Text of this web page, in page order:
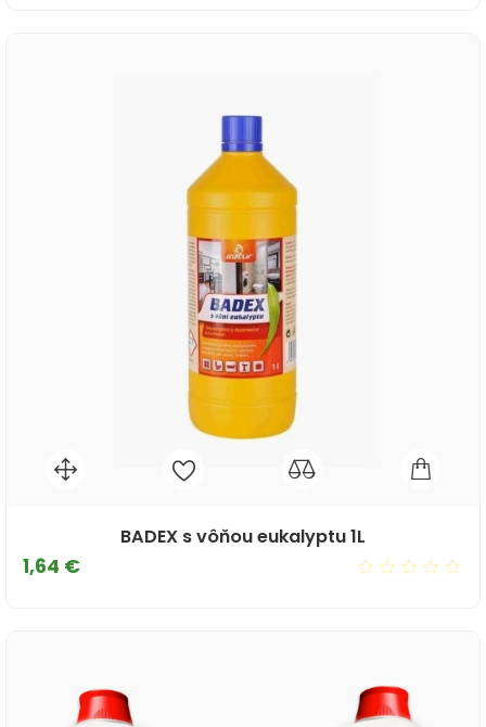
BADEX s vôňou eukalyptu 1L
1,64 €Cena